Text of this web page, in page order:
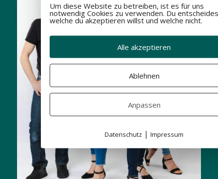
Um diese Website zu betreiben, ist es für uns
notwendig Cookies zu verwenden. Du
welche du akzeptieren willst und welche nicht.
Alle akzeptieren
Ablehnen
Anpassen
Datenschutz | Impressum